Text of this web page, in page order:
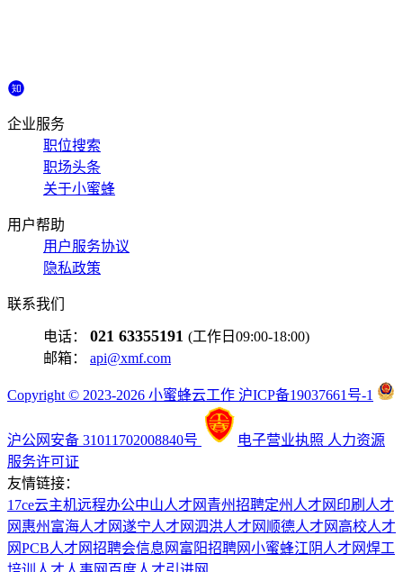
企业服务
职位搜索
职场头条
关于小蜜蜂
用户帮助
用户服务协议
隐私政策
联系我们
电话： 021 63355191 (工作日09:00-18:00)
邮箱： api@xmf.com
Copyright © 2023-2026 小蜜蜂云工作 沪ICP备19037661号-1
沪公网安备 31011702008840号 电子营业执照 人力资源
服务许可证
友情链接：
17ce云主机远程办公中山人才网 青州招聘定州人才网 印刷人才
网 惠州富海人才网遂宁人才网泗洪人才网 顺德人才网 高校人才
网PCB人才网招聘会信息网 富阳招聘网小蜜蜂江阴人才网焊工